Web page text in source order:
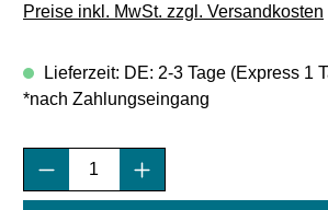
Preise inkl. MwSt. zzgl. Versandkosten
Lieferzeit: DE: 2-3 Tage (Express 1
*nach Zahlungseingang
Produkt Anzahl: Gib den